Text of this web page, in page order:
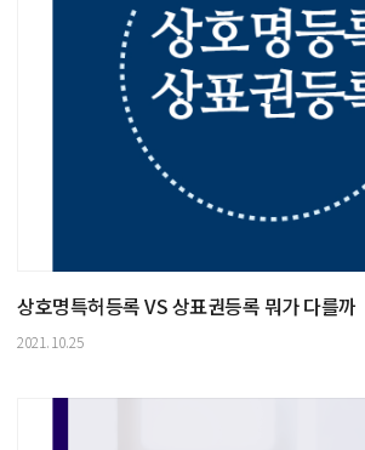
상호명특허등록 VS 상표권등록 뭐가 다를까
2021.10.25